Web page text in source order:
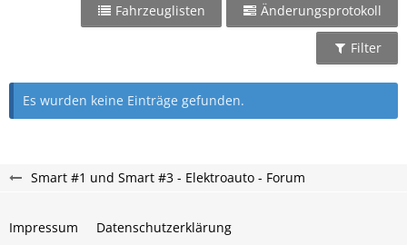
Fahrzeuglisten Änderungsprotokoll
Filter
Es wurden keine Einträge gefunden.
Smart #1 und Smart #3 - Elektroauto - Forum
Impressum
Datenschutzerklärung